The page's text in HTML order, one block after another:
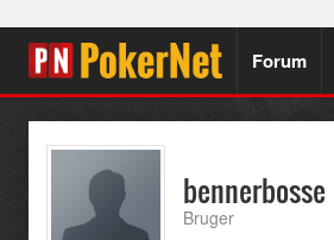
Forum
bennerbosse
Bruger